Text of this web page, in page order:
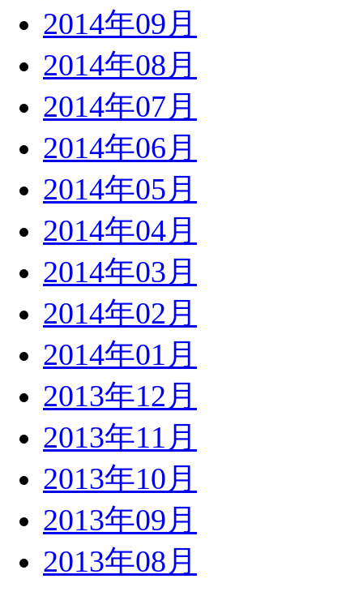
2014年09月
2014年08月
2014年07月
2014年06月
2014年05月
2014年04月
2014年03月
2014年02月
2014年01月
2013年12月
2013年11月
2013年10月
2013年09月
2013年08月